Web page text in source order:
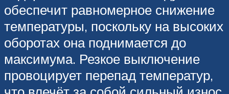
обеспечит равномерное снижение
температуры, поскольку на высоких
оборотах она поднимается до
максимума. Резкое выключение
провоцирует перепад температур,